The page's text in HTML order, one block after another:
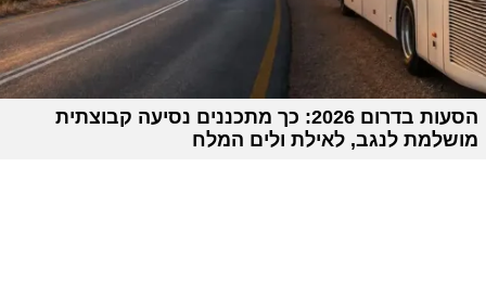
הסעות בדרום 2026: כך מתכננים נסיעה קבוצתית
מושלמת לנגב, לאילת ולים המלח